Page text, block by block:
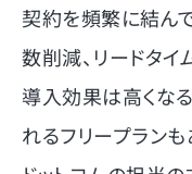
契約を頻繁に結ん
数削減、リードタイ
導入効果は高くな
れるフリープラン